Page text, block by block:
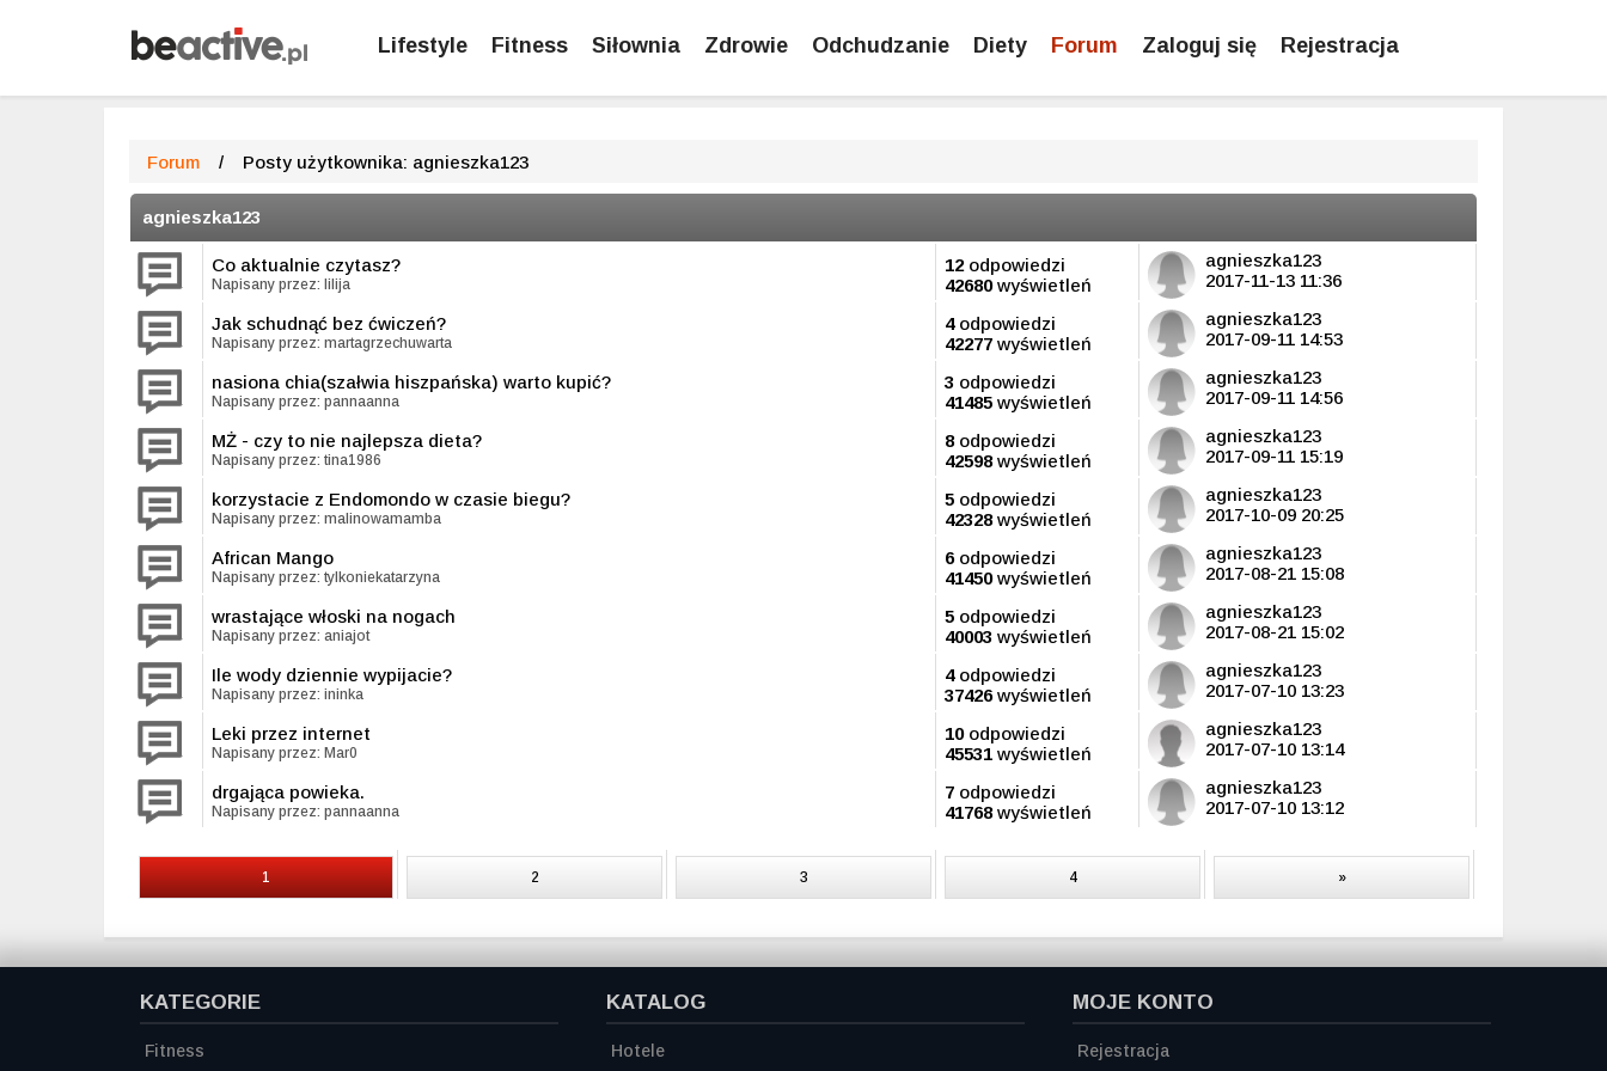
Lifestyle Fitness Siłownia Zdrowie Odchudzanie Diety Forum Zaloguj się Rejestracja
Forum / Posty użytkownika: agnieszka123
agnieszka123
Co aktualnie czytasz?
Napisany przez: lilija
12 odpowiedzi
42680wyświetleń
agnieszka123
2017-11-13 11:36
Jak schudnąć bez ćwiczeń?
Napisany przez: martagrzechuwarta
4odpowiedzi
42277 wyświetleń
agnieszka123
2017-09-11 14:53
nasiona chia(szałwia hiszpańska) warto kupić?
Napisany przez: pannaanna
3 odpowiedzi
41485 wyświetleń
agnieszka123
2017-09-11 14:56
MŻ - czy to nie najlepsza dieta?
Napisany przez: tina1986
8odpowiedzi
42598wyświetleń
agnieszka123
2017-09-11 15:19
korzystacie z Endomondo w czasie biegu?
Napisany przez: malinowamamba
5 odpowiedzi
42328wyświetleń
agnieszka123
2017-10-09 20:25
African Mango
Napisany przez: tylkoniekatarzyna
6odpowiedzi
41450wyświetleń
agnieszka123
2017-08-21 15:08
wrastające włoski na nogach
Napisany przez: aniajot
5 odpowiedzi
40003 wyświetleń
agnieszka123
2017-08-21 15:02
Ile wody dziennie wypijacie?
Napisany przez: ininka
4odpowiedzi
37426wyświetleń
agnieszka123
2017-07-10 13:23
Leki przez internet
Napisany przez: Mar0
10odpowiedzi
45531 wyświetleń
agnieszka123
2017-07-10 13:14
drgająca powieka.
Napisany przez: pannaanna
7 odpowiedzi
41768wyświetleń
agnieszka123
2017-07-10 13:12
1 2 3 4 »
KATEGORIE
Fitness
KATALOG
Hotele
MOJE KONTO
Rejestracja